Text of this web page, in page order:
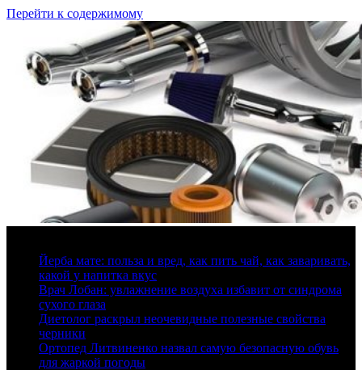
Перейти к содержимому
Йерба мате: польза и вред, как пить чай, как заваривать,
какой у напитка вкус
Врач Лобан: увлажнение воздуха избавит от синдрома
сухого глаза
Диетолог раскрыл неочевидные полезные свойства
черники
Ортопед Литвиненко назвал самую безопасную обувь
для жаркой погоды